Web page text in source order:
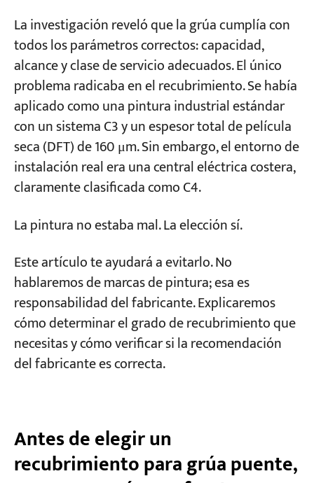
Comparación de núcleos: Cómo elegir un
esquema de recubrimiento ISO 12944 para
entornos de C3 a C5-M para su grúa puente
C3 Environment (Industria general): El
estándar para la mayoría de las grúas puente
de interior.
Entorno C5 (Corrosión extrema) – Químico,
en alta mar, costero tropical
temperatura, productos químicos, alimentos.
Cómo verificar si el recubrimiento se ha
realizado correctamente: una lista de
verificación de aceptación de cinco pasos
para la adquisición.
Paso 1: Inspección de la preparación de la
superficie
Paso 3: Espesor de la película seca (DFT)
Paso 4: Detección de chispas eléctricas
La investigación reveló que la grúa cumplía con
todos los parámetros correctos: capacidad,
alcance y clase de servicio adecuados. El único
problema radicaba en el recubrimiento. Se había
aplicado como una pintura industrial estándar
con un sistema C3 y un espesor total de película
seca (DFT) de 160 μm. Sin embargo, el entorno de
instalación real era una central eléctrica costera,
claramente clasificada como C4.
La pintura no estaba mal. La elección sí.
Este artículo te ayudará a evitarlo. No
hablaremos de marcas de pintura; esa es
responsabilidad del fabricante. Explicaremos
cómo determinar el grado de recubrimiento que
necesitas y cómo verificar si la recomendación
del fabricante es correcta.
Antes de elegir un
recubrimiento para grúa puente,